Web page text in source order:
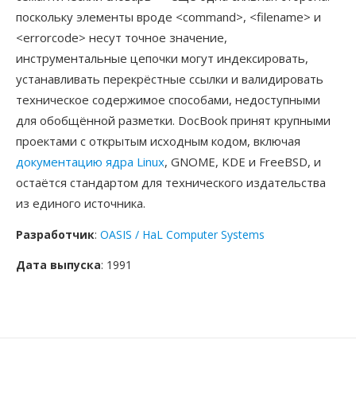
поскольку элементы вроде <command>, <filename> и
<errorcode> несут точное значение,
инструментальные цепочки могут индексировать,
устанавливать перекрёстные ссылки и валидировать
техническое содержимое способами, недоступными
для обобщённой разметки. DocBook принят крупными
проектами с открытым исходным кодом, включая
документацию ядра Linux, GNOME, KDE и FreeBSD, и
остаётся стандартом для технического издательства
из единого источника.
Разработчик: OASIS / HaL Computer Systems
Дата выпуска: 1991